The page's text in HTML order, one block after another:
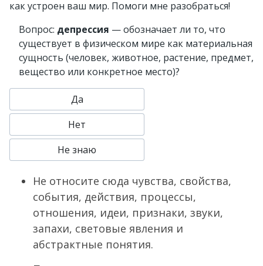
как устроен ваш мир. Помоги мне разобраться!
Вопрос: депрессия — обозначает ли то, что
существует в физическом мире как материальная
сущность (человек, животное, растение, предмет,
вещество или конкретное место)?
Да
Нет
Не знаю
Не относите сюда чувства, свойства,
события, действия, процессы,
отношения, идеи, признаки, звуки,
запахи, световые явления и
абстрактные понятия.